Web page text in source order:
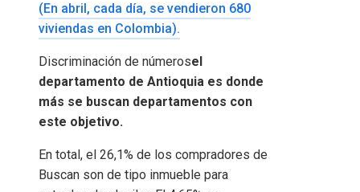
(En abril, cada día, se vendieron 680
viviendas en Colombia).
Discriminación de númerosel
departamento de Antioquia es donde
más se buscan departamentos con
este objetivo.
En total, el 26,1% de los compradores de
Buscan son de tipo inmueble para